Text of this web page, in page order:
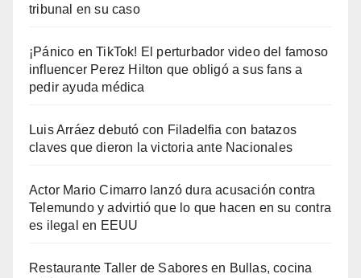
tribunal en su caso
¡Pánico en TikTok! El perturbador video del famoso
influencer Perez Hilton que obligó a sus fans a
pedir ayuda médica
Luis Arráez debutó con Filadelfia con batazos
claves que dieron la victoria ante Nacionales
Actor Mario Cimarro lanzó dura acusación contra
Telemundo y advirtió que lo que hacen en su contra
es ilegal en EEUU
Restaurante Taller de Sabores en Bullas, cocina